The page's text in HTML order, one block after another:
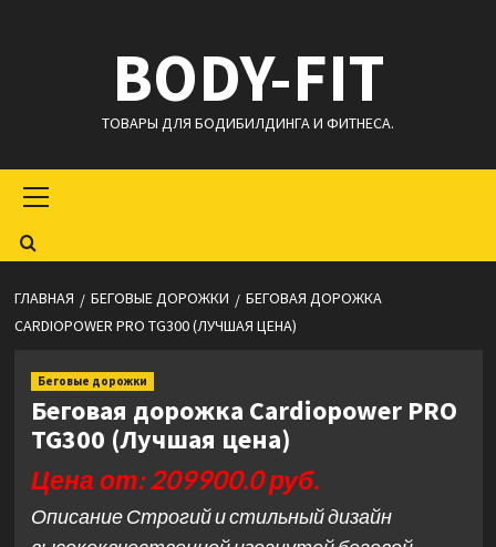
BODY-FIT
ТОВАРЫ ДЛЯ БОДИБИЛДИНГА И ФИТНЕСА.
меню
ГЛАВНАЯ БЕГОВЫЕ ДОРОЖКИ
БЕГОВАЯ ДОРОЖКА
CARDIOPOWER PRO TG300 (ЛУЧШАЯ ЦЕНА)
Беговые дорожки
Беговая дорожка Cardiopower PRO
TG300 (Лучшая цена)
Цена от: 209900.0 руб.
Описание Строгий и стильный дизайн